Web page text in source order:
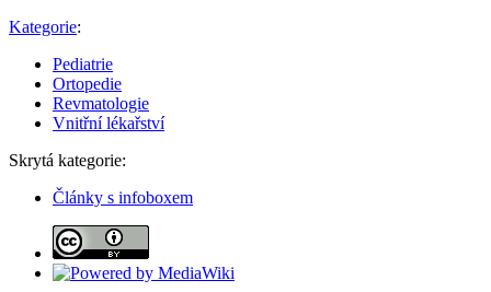
Kategorie:
Pediatrie
Ortopedie
Revmatologie
Vnitřní lékařství
Skrytá kategorie:
Články s infoboxem